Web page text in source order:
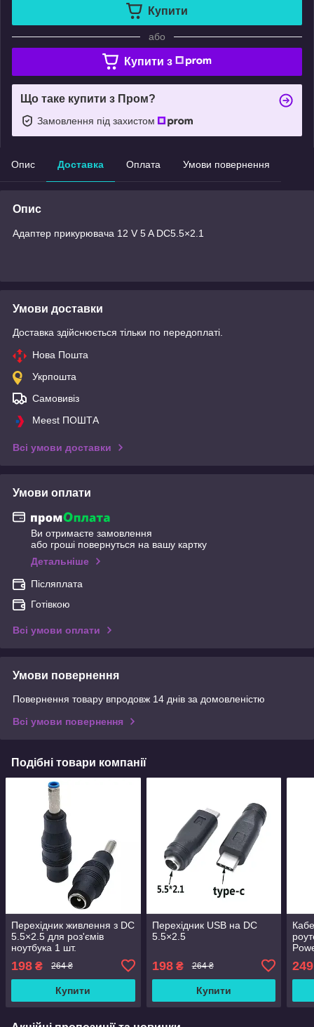
Купити
або
Купити з
Що таке купити з Пром?
Замовлення під захистом
Опис Доставка Оплата Умови повернення
Опис
Адаптер прикурювача 12 V 5 A DC5.5×2.1
Умови доставки
Доставка здійснюється тільки по передоплаті.
Нова Пошта
Укрпошта
Самовивіз
Meest ПОШТА
Всі умови доставки
Умови оплати
Ви отримаєте замовлення
або гроші повернуться на вашу картку
Детальніше
Післяплата
Готівкою
Всі умови оплати
Умови повернення
Повернення товару впродовж 14 днів за домовленістю
Всі умови повернення
Подібні товари компанії
Перехідник живлення з DC
5.5×2.5 для роз'ємів
ноутбука 1 шт.
198 ₴ 264 ₴
Купити
Перехідник USB на DC
5.5×2.5
198₴ 264 ₴
Купити
249